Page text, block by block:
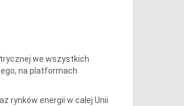
we wszystkich
na platformach
rynków energii w całej Unii